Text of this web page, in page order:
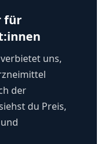
für
uns,
der
du Preis,